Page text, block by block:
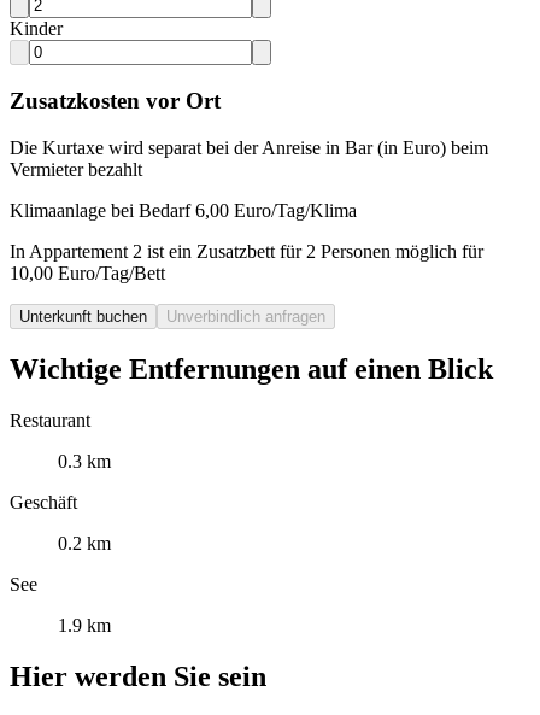
Kinder
Zusatzkosten vor Ort
Die Kurtaxe wird separat bei der Anreise in Bar (in Euro) beim
Vermieter bezahlt
Klimaanlage bei Bedarf 6,00 Euro/Tag/Klima
In Appartement 2 ist ein Zusatzbett für 2 Personen möglich für
10,00 Euro/Tag/Bett
Unterkunft buchen Unverbindlich anfragen
Wichtige Entfernungen auf einen Blick
Restaurant
0.3 km
Geschäft
0.2 km
See
1.9 km
Hier werden Sie sein